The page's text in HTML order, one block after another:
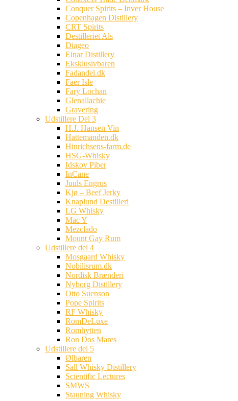
Conquer Spirits – Inver House
Copenhagen Distillery
CRT Spirits
Destilleriet Als
Diageo
Einar Distillery
Eksklusivbaren
Fadandel.dk
Faer Isle
Fary Lochan
Glenallachie
Gravering
Udstillere Del 3
H.J. Hansen Vin
Hattemanden.dk
Hinrichsens-farm.de
HSG-Whisky
Idskov Piber
InCane
Juuls Engros
Kjø – Beef Jerky
Knaplund Destilleri
LG Whisky
Mac Y
Mezclado
Mount Gay Rum
Udstillere del 4
Mosgaard Whisky
Nobilisrum.dk
Nordisk Brænderi
Nyborg Distillery
Otto Suenson
Pope Spirits
RF Whisky
RomDeLuxe
Romhytten
Ron Dos Mares
Udstillere del 5
Ølbaren
Sall Whisky Distillery
Scientific Lectures
SMWS
Stauning Whisky